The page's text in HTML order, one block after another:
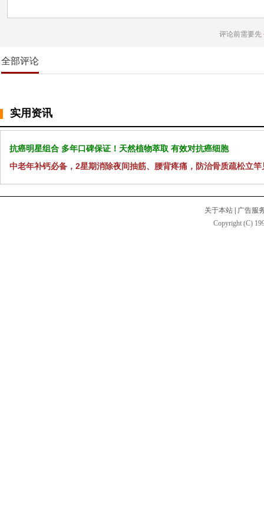
评论前需要先
全部评论
实用资讯
抗癌明星组合 多年口碑保证！天然植物萃取 有效对抗癌细胞
中老年补钙必备，2星期消除夜间抽筋、腰背疼痛，防治骨质疏松立竿
关于本站
广告服
Copyright (C)